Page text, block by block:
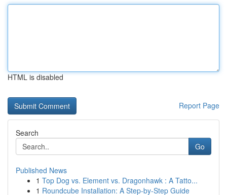
HTML is disabled
Report Page
Search
Go
Published News
1 Top Dog vs. Element vs. Dragonhawk : A Tatto...
1 Roundcube Installation: A Step-by-Step Guide